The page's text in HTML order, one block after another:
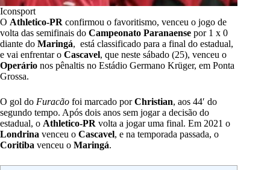
Iconsport
O Athletico-PR confirmou o favoritismo, venceu o jogo de
volta das semifinais do Campeonato Paranaense por 1 x 0
diante do Maringá, está classificado para a final do estadual,
e vai enfrentar o Cascavel, que neste sábado (25), venceu o
Operário nos pênaltis no Estádio Germano Krüger, em Ponta
Grossa.
O gol do Furacão foi marcado porChristian, aos 44′ do
segundo tempo. Após dois anos sem jogar a decisão do
estadual, o Athletico-PR volta a jogar uma final. Em 2021 o
Londrina venceu o Cascavel, e na temporada passada, o
Coritiba venceu o Maringá.